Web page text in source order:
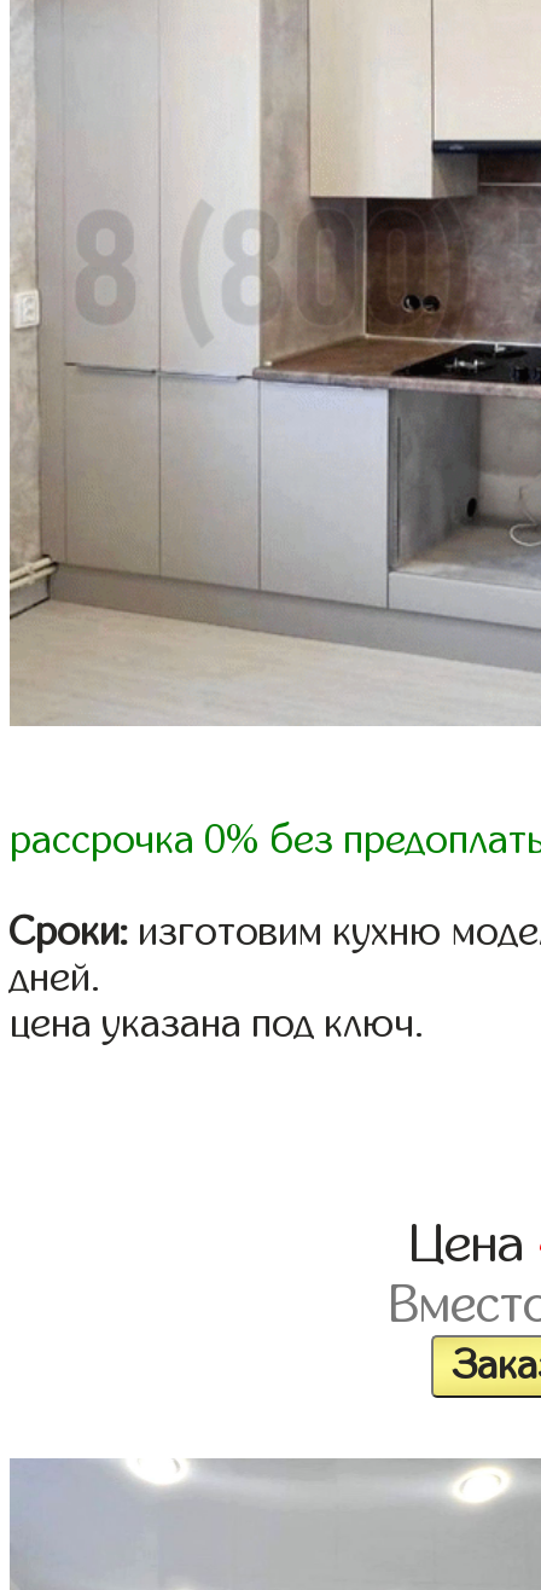
рассрочка 0% без
Сроки: изготовим кухню
дней.
цена указана под ключ.
Цена